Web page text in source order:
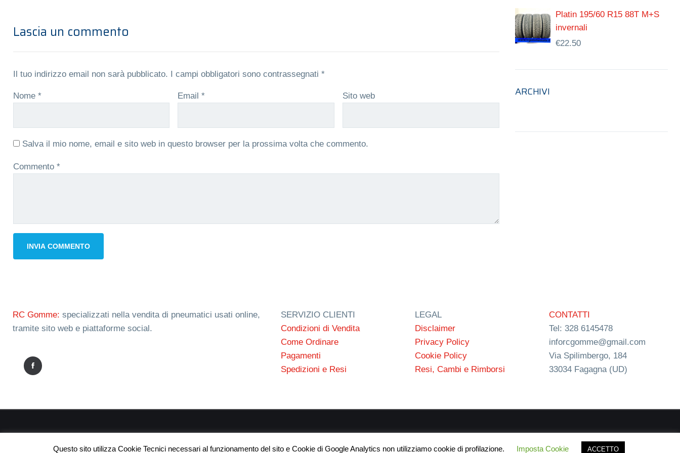
Lascia un commento
Il tuo indirizzo email non sarà pubblicato. I campi obbligatori sono contrassegnati *
Nome * Email* Sito web
Salva il mio nome, email e sito web in questo browser per la prossima volta che commento.
Commento *
Platin 195/60 R15 88T M+S
invernali
€22.50
ARCHIVI
RC Gomme: specializzati nella vendita di pneumatici usati online,
tramite sito web e piattaforme social.
SERVIZIO CLIENTI
Condizioni di Vendita
Come Ordinare
Pagamenti
Spedizioni e Resi
LEGAL
Disclaimer
Privacy Policy
Cookie Policy
Resi, Cambi e Rimborsi
CONTATTI
Tel: 328 6145478
inforcgomme@gmail.com
Via Spilimbergo, 184
33034 Fagagna (UD)
Questo sito utilizza Cookie Tecnici necessari al funzionamento del sito e Cookie di Google Analytics non utilizziamo cookie di profilazione.
Imposta Cookie ACCETTO